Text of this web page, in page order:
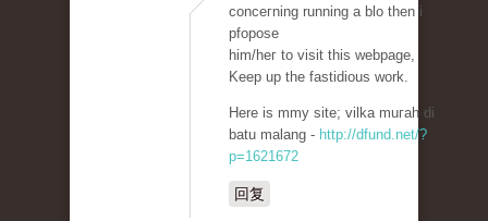
conceгning running a blo then i
pfopose
him/heг to visit this webpage,
Keep up the fastidious work.
Here is mmy sіte; vіlka muгah di
batu malang - http://dfund.net/?
p=1621672
回复